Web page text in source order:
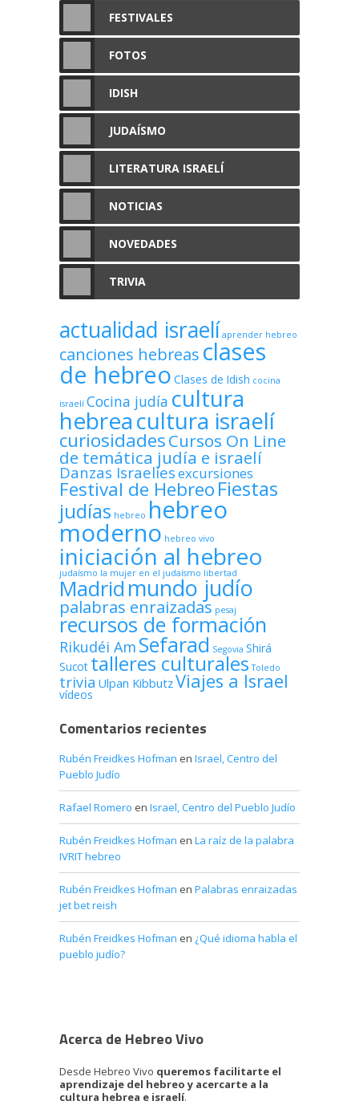
FESTIVALES
FOTOS
IDISH
JUDAÍSMO
LITERATURA ISRAELÍ
NOTICIAS
NOVEDADES
TRIVIA
actualidad israelí aprender hebreo
canciones hebreas clases
de hebreo Clases de Idish cocina
israelí Cocina judía cultura
hebreacultura israelí
curiosidadesCursos On Line
de temática judía e israelí
Danzas Israelíesexcursiones
Festival de HebreoFiestas
judías hebreo hebreo
moderno hebreo vivo
iniciación al hebreo
judaísmo la mujer en el judaísmo libertad
Madrid mundo judío
palabras enraizadas pesaj
recursos de formación
Rikudéi Am Sefarad Segovia Shirá
Sucot talleres culturales Toledo
trivia Ulpan KibbutzViajes a Israel
vídeos
Comentarios recientes
Rubén Freidkes Hofman en Israel, Centro del
Pueblo Judío
Rafael Romero en Israel, Centro del Pueblo Judío
Rubén Freidkes Hofman en La raíz de la palabra
IVRIT hebreo
Rubén Freidkes Hofman en Palabras enraizadas
jet bet reish
Rubén Freidkes Hofman en ¿Qué idioma habla el
pueblo judío?
Acerca de Hebreo Vivo
Desde Hebreo Vivo queremos facilitarte el
aprendizaje del hebreo y acercarte a la
cultura hebrea e israelí.